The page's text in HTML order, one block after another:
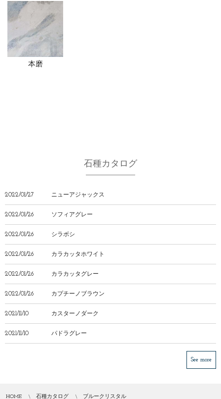
本磨
石種カタログ
2022/01/27 ニューアジャックス
2022/01/26 ソフィアグレー
2022/01/26 シラボシ
2022/01/26 カラカッタホワイト
2022/01/26 カラカッタグレー
2022/01/26 カプチーノブラウン
2021/11/10 カスターノダーク
2021/11/10 パドラグレー
See more
HOME 石種カタログ ブルークリスタル